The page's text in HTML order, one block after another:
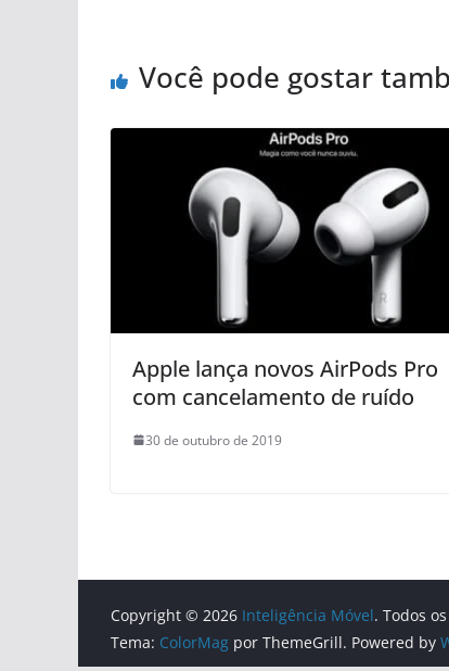
Você pode gostar
Apple lança novos AirPods Pro
com cancelamento de ruído
30 de outubro de 2019
Copyright © 2026 Inteligência Móvel. Todos
Tema: ColorMag por ThemeGrill. Powered by